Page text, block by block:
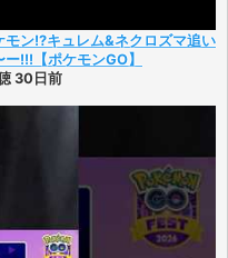
ン!?キュレム&ネクロズマ追い
!!!【ポケモンGO】
30日前